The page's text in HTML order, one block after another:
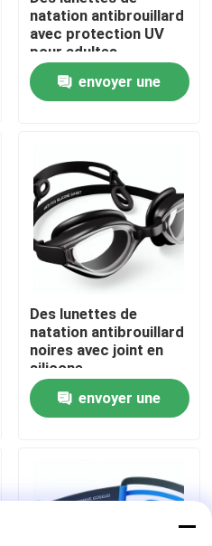
natation
natation antibrouillard
avec protection UV
pour adultes
envoyer une
Des lunettes de
natation antibrouillard
noires avec joint en
silicone
envoyer une